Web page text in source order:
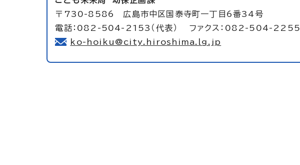
〒730-8586 広島市中区国泰寺町一丁目6番34号
電話：082-504-2153（代表） ファクス：082-504-2255
ko-hoiku@city.hiroshima.lg.jp